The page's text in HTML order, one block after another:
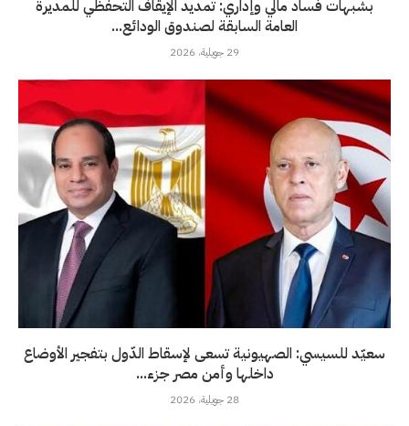
بشبهات فساد مالي وإداري: تمديد الإيقاف التحفظي للمديرة
العامة السابقة لصندوق الودائع...
29 جويلية، 2026
سعيّد للسيسي: الصهيونية تسعى لإسقاط الدّول بتفجير الأوضاع
داخلها وأمن مصر جزء...
28 جويلية، 2026